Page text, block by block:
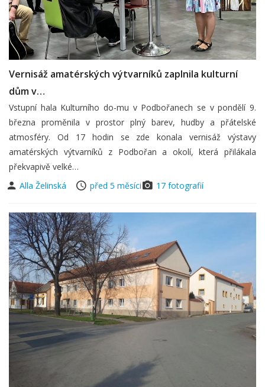
Vernisáž amatérských výtvarníků zaplnila kulturní
dům v…
Vstupní hala Kulturního do-mu v Podbořanech se v pondělí 9.
března proměnila v prostor plný barev, hudby a přátelské
atmosféry. Od 17 hodin se zde konala vernisáž výstavy
amatérských výtvarníků z Podbořan a okolí, která přilákala
překvapivě velké…
Alla Želinská
před 5 měsíci 17 fotografií